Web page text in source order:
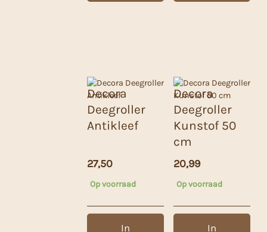
Decora
Deegroller
Antikleef
27,50
Op voorraad
In
Decora
Deegroller
Kunstof 50
cm
20,99
Op voorraad
In